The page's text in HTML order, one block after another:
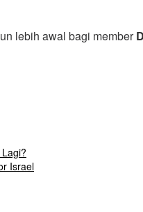
lebih awal bagi member
Israel